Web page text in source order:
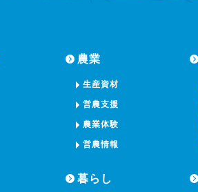
農業
生産資材
営農支援
農業体験
営農情報
暮らし